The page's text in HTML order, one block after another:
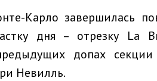
Карло завершилась
дня – отрезку
допах
Невилль.